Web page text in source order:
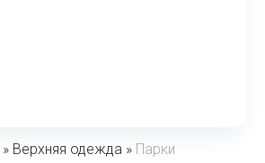
» Верхняя одежда » Парки